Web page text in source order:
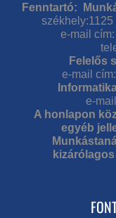
Fenntartó:
székhely:1125
e-mail cím:
Felelős
e-mail cím:
e-
A honlapon
egyéb